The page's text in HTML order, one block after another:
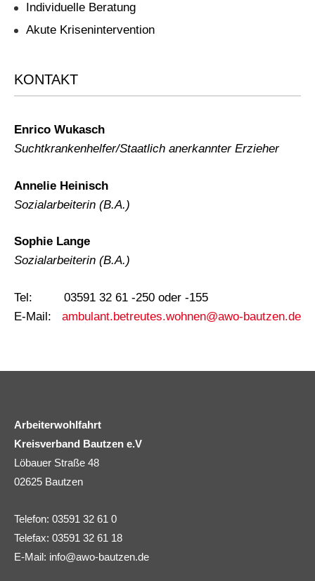
Individuelle Beratung
Akute Krisenintervention
KONTAKT
Enrico Wukasch
Suchtkrankenhelfer/Staatlich anerkannter Erzieher
Annelie Heinisch
Sozialarbeiterin (B.A.)
Sophie Lange
Sozialarbeiterin (B.A.)
Tel: 03591 32 61 -250 oder -155
E-Mail: ambulant.betreutes.wohnen@awo-bautzen.de
Arbeiterwohlfahrt
Kreisverband Bautzen e.V
Löbauer Straße 48
02625 Bautzen
Telefon: 03591 32 61 0
Telefax: 03591 32 61 18
E-Mail: info@awo-bautzen.de